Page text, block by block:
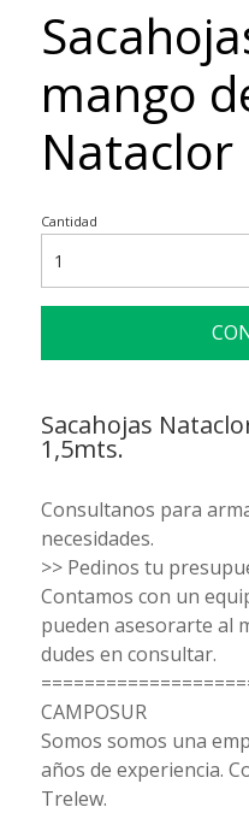
mango
Nataclor
Cantidad
Sacahojas
1,5mts.
Consultanos para
necesidades.
>> Pedinos tu
Contamos con un
pueden asesorarte al
dudes en consultar.
CAMPOSUR
Somos somos una
años de experiencia.
Trelew.